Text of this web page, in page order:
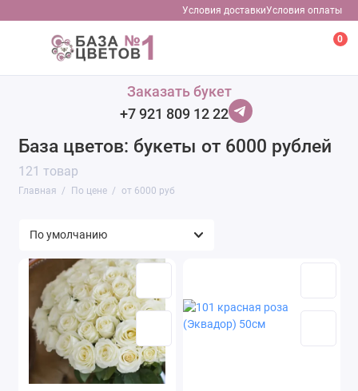
Условия доставкиУсловия оплаты
0
Заказать букет
+7 921 809 12 22
База цветов: букеты от 6000 рублей
121 товар
Главная По цене от 6000 руб
от 4000 до 6000 руб
от 2500 до 4000 руб
от 6000 руб
Показать все